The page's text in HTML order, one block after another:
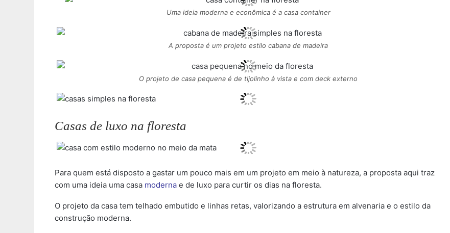
Uma ideia moderna e econômica é a casa container
A proposta é um projeto estilo cabana de madeira
O projeto de casa pequena é de tijolinho à vista e com deck externo
Casas de luxo na floresta
Para quem está disposto a gastar um pouco mais em um projeto em meio à natureza, a proposta aqui traz
com uma ideia uma casa moderna e de luxo para curtir os dias na floresta.
O projeto da casa tem telhado embutido e linhas retas, valorizando a estrutura em alvenaria e o estilo da
construção moderna.